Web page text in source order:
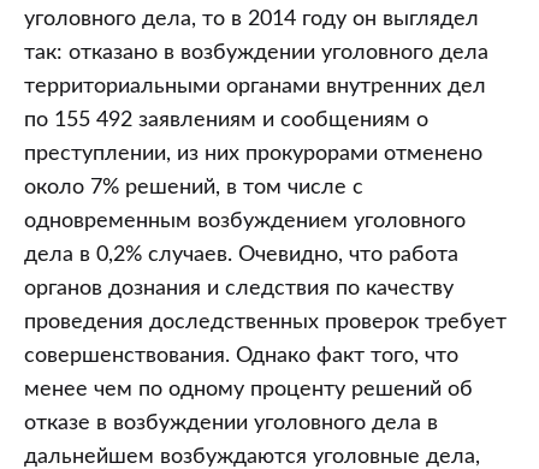
уголовного дела, то в 2014 году он выглядел
так: отказано в возбуждении уголовного дела
территориальными органами внутренних дел
по 155 492 заявлениям и сообщениям о
преступлении, из них прокурорами отменено
около 7% решений, в том числе с
одновременным возбуждением уголовного
дела в 0,2% случаев. Очевидно, что работа
органов дознания и следствия по качеству
проведения доследственных проверок требует
совершенствования. Однако факт того, что
менее чем по одному проценту решений об
отказе в возбуждении уголовного дела в
дальнейшем возбуждаются уголовные дела,